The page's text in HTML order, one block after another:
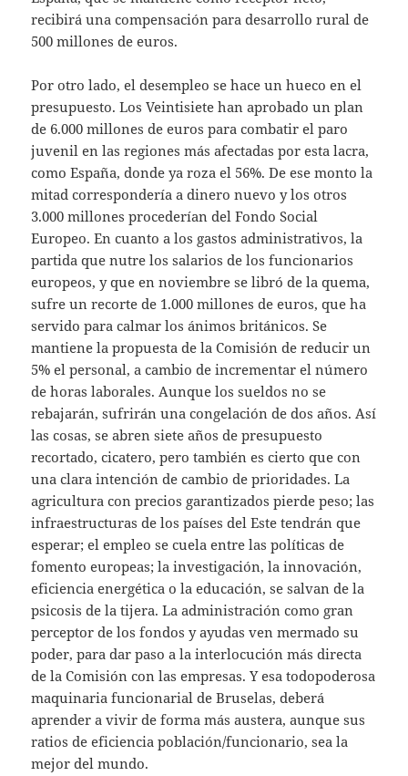
recibirá una compensación para desarrollo rural de
500 millones de euros.
Por otro lado, el desempleo se hace un hueco en el
presupuesto. Los Veintisiete han aprobado un plan
de 6.000 millones de euros para combatir el paro
juvenil en las regiones más afectadas por esta lacra,
como España, donde ya roza el 56%. De ese monto la
mitad correspondería a dinero nuevo y los otros
3.000 millones procederían del Fondo Social
Europeo. En cuanto a los gastos administrativos, la
partida que nutre los salarios de los funcionarios
europeos, y que en noviembre se libró de la quema,
sufre un recorte de 1.000 millones de euros, que ha
servido para calmar los ánimos británicos. Se
mantiene la propuesta de la Comisión de reducir un
5% el personal, a cambio de incrementar el número
de horas laborales. Aunque los sueldos no se
rebajarán, sufrirán una congelación de dos años. Así
las cosas, se abren siete años de presupuesto
recortado, cicatero, pero también es cierto que con
una clara intención de cambio de prioridades. La
agricultura con precios garantizados pierde peso; las
infraestructuras de los países del Este tendrán que
esperar; el empleo se cuela entre las políticas de
fomento europeas; la investigación, la innovación,
eficiencia energética o la educación, se salvan de la
psicosis de la tijera. La administración como gran
perceptor de los fondos y ayudas ven mermado su
poder, para dar paso a la interlocución más directa
de la Comisión con las empresas. Y esa todopoderosa
maquinaria funcionarial de Bruselas, deberá
aprender a vivir de forma más austera, aunque sus
ratios de eficiencia población/funcionario, sea la
mejor del mundo.